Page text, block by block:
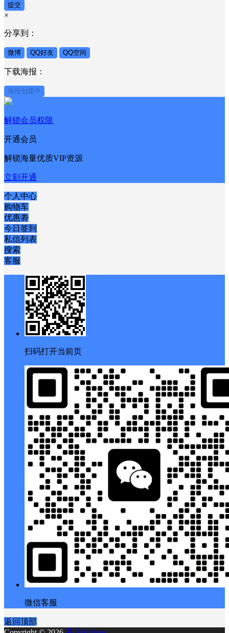
提交
×
分享到：
微博 QQ好友 QQ空间
下载海报：
海报创建中
解锁会员权限
开通会员
解锁海量优质VIP资源
立刻开通
个人中心
购物车
优惠劵
今日签到
私信列表
搜索
客服
扫码打开当前页
微信客服
返回顶部